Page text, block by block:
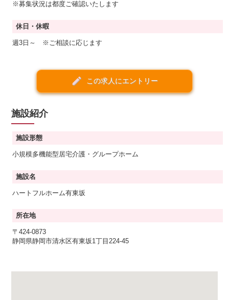
※募集状況は都度ご確認いたします
休日・休暇
週3日～ ※ご相談に応じます
create この求人にエントリー
施設紹介
施設形態
小規模多機能型居宅介護・グループホーム
施設名
ハートフルホーム有東坂
所在地
〒424-0873
静岡県静岡市清水区有東坂1丁目224-45